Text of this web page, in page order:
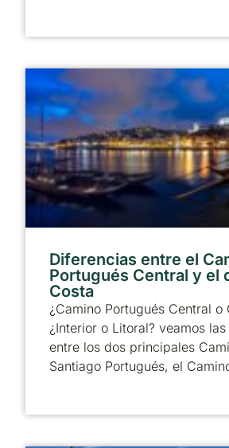
Diferencias entre el
Portugués Central y el
Costa
¿Camino Portugués Central o
¿Interior o Litoral? veamos
entre los dos principales
Santiago Portugués, el